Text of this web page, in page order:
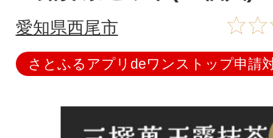
愛知県西尾市
さとふるアプリdeワンストップ申請